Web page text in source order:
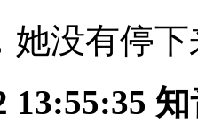
她没有停
13:55:35